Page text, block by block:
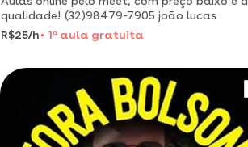
qualidade! (32)98479-7905 joão lucas
R$25/h
1 a aula gratuita